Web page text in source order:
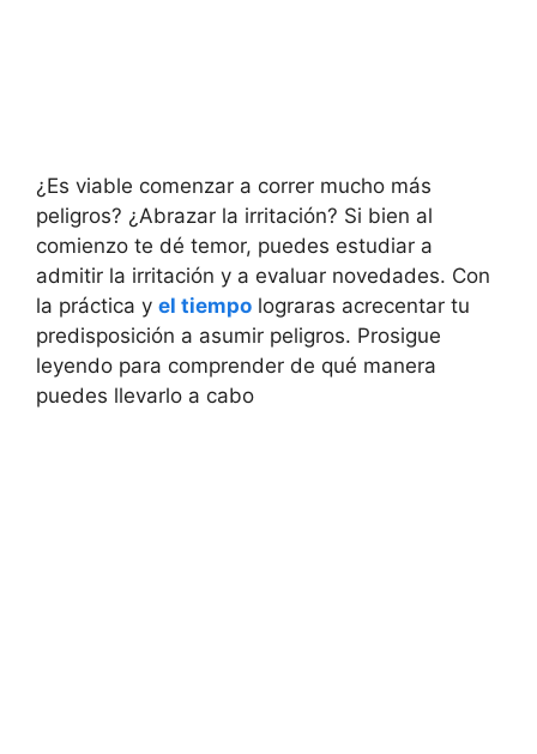
¿Es viable comenzar a correr mucho más
peligros? ¿Abrazar la irritación? Si bien al
comienzo te dé temor, puedes estudiar a
admitir la irritación y a evaluar novedades. Con
la práctica y el tiempo lograras acrecentar tu
predisposición a asumir peligros. Prosigue
leyendo para comprender de qué manera
puedes llevarlo a cabo